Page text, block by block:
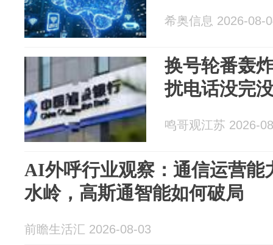
希奥信息 2026-08-
换号轮番轰
扰电话没完
鸣哥观江苏 2026-
AI外呼行业观察：通信运营能
水岭，高斯通智能如何破局
前瞻生活汇 2026-08-03